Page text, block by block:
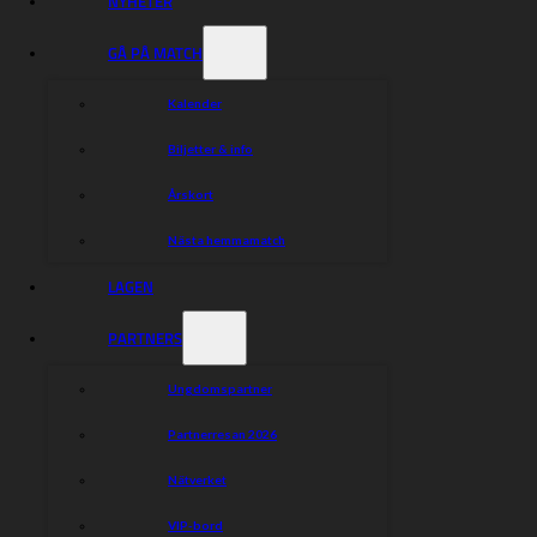
GÅ PÅ MATCH
Kalender
Biljetter & info
Årskort
Nästa hemmamatch
LAGEN
PARTNERS
Ungdomspartner
Partnerresan 2026
Nätverket
VIP-bord
Norbert Krakowiak
Jonas Knudsen